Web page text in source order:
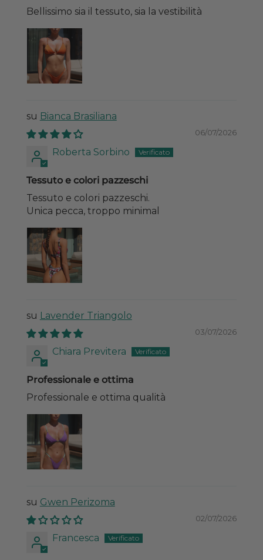
Bellissimo sia il tessuto, sia la vestibilità
Bianca Brasiliana
06/07/2026
Roberta Sorbino
Tessuto e colori pazzeschi
Tessuto e colori pazzeschi.
Unica pecca, troppo minimal
Lavender Triangolo
03/07/2026
Chiara Previtera
Professionale e ottima
Professionale e ottima qualità
Gwen Perizoma
02/07/2026
Francesca